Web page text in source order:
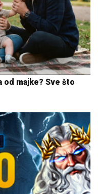
od majke? Sve što